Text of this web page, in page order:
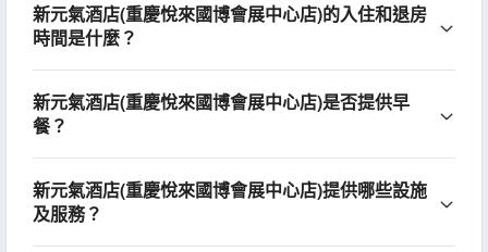
新元氣酒店(重慶悅來國博會展中心店)的入住和退房
時間是什麼？
新元氣酒店(重慶悅來國博會展中心店)是否提供早
餐？
新元氣酒店(重慶悅來國博會展中心店)提供哪些設施
及服務？